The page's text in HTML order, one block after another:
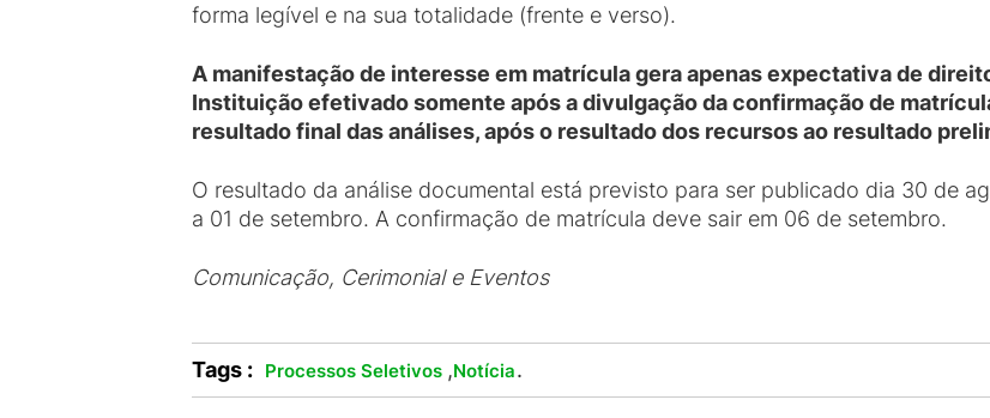
forma legível e na sua totalidade (frente e verso).
A manifestação de interesse em matrícula gera apenas expectativa de
Instituição efetivado somente após a divulgação da confirmação de
resultado final das análises, após o resultado dos recursos ao resultado
O resultado da análise documental está previsto para ser publicado dia 30 de
a 01 de setembro. A confirmação de matrícula deve sair em 06 de setembro.
Comunicação, Cerimonial e Eventos
Tags : Processos Seletivos ,Notícia.